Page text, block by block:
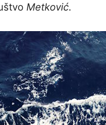
Metković.